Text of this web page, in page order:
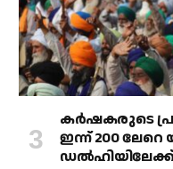
കർഷകരുടെ
ഇന്ന് 200
ഡൽഹിയിലേക്ക്